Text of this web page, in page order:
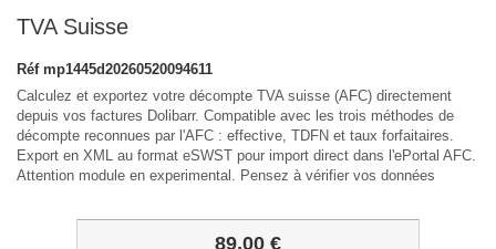
TVA Suisse
Réf mp1445d20260520094611
Calculez et exportez votre décompte TVA suisse (AFC) directement
depuis vos factures Dolibarr. Compatible avec les trois méthodes de
décompte reconnues par l'AFC : effective, TDFN et taux forfaitaires.
Export en XML au format eSWST pour import direct dans l'ePortal AFC.
Attention module en experimental. Pensez à vérifier vos données
89,00 €